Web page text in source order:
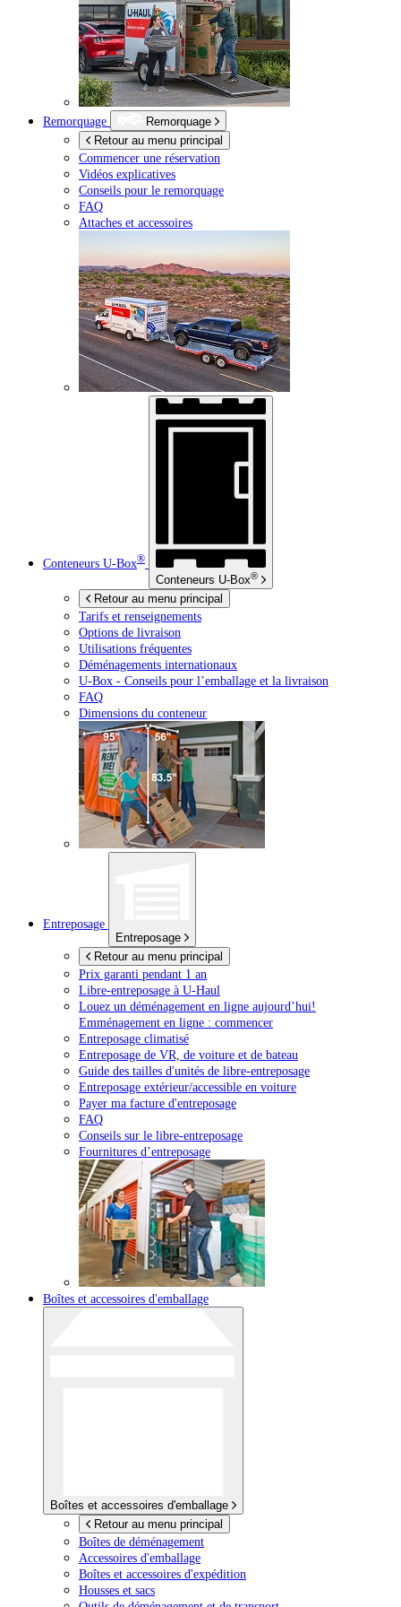
Remorquage
Remorquage
Retour au menu principal
Commencer une réservation
Vidéos explicatives
Conseils pour le remorquage
FAQ
Attaches et accessoires
Conteneurs U-Box®
Conteneurs U-Box®
Retour au menu principal
Tarifs et renseignements
Options de livraison
Utilisations fréquentes
Déménagements internationaux
U-Box - Conseils pour l’emballage et la livraison
FAQ
Dimensions du conteneur
Entreposage
Entreposage
Retour au menu principal
Prix garanti pendant 1 an
Libre-entreposage à U-Haul
Louez un déménagement en ligne aujourd’hui!
Emménagement en ligne : commencer
Entreposage climatisé
Entreposage de VR, de voiture et de bateau
Guide des tailles d'unités de libre-entreposage
Entreposage extérieur/accessible en voiture
Payer ma facture d'entreposage
FAQ
Conseils sur le libre-entreposage
Fournitures d’entreposage
Boîtes et accessoires d'emballage
Boîtes et accessoires d'emballage
Retour au menu principal
Boîtes de déménagement
Accessoires d'emballage
Boîtes et accessoires d'expédition
Housses et sacs